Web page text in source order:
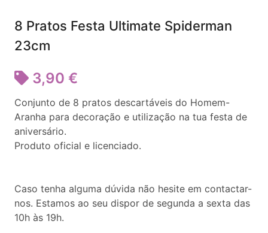
8 Pratos Festa Ultimate Spiderman
23cm
3,90 €
Conjunto de 8 pratos descartáveis do Homem-
Aranha para decoração e utilização na tua festa de
aniversário.
Produto oficial e licenciado.
Caso tenha alguma dúvida não hesite em contactar-
nos. Estamos ao seu dispor de segunda a sexta das
10h às 19h.